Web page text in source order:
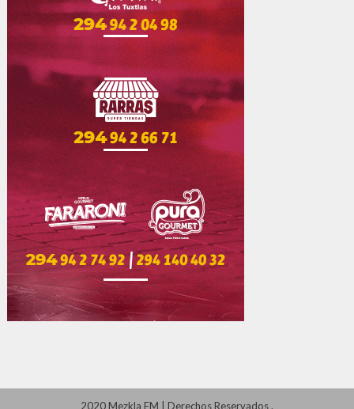
2020 Mezkla FM Derechos Reservados.